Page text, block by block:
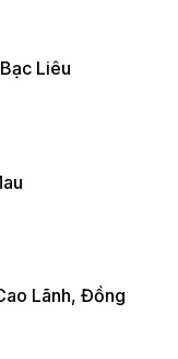
Liêu
Lãnh, Đồng